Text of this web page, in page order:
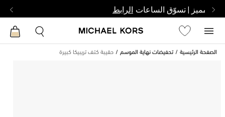
مميز | تسوّق الساعات الرابط
الصفحة الرئيسية تحفيضات نهاية الموسم حقيبة كتف تريبيكا كبيرة